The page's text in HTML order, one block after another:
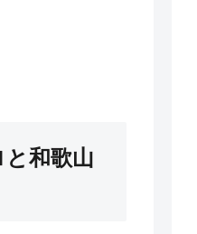
和歌山